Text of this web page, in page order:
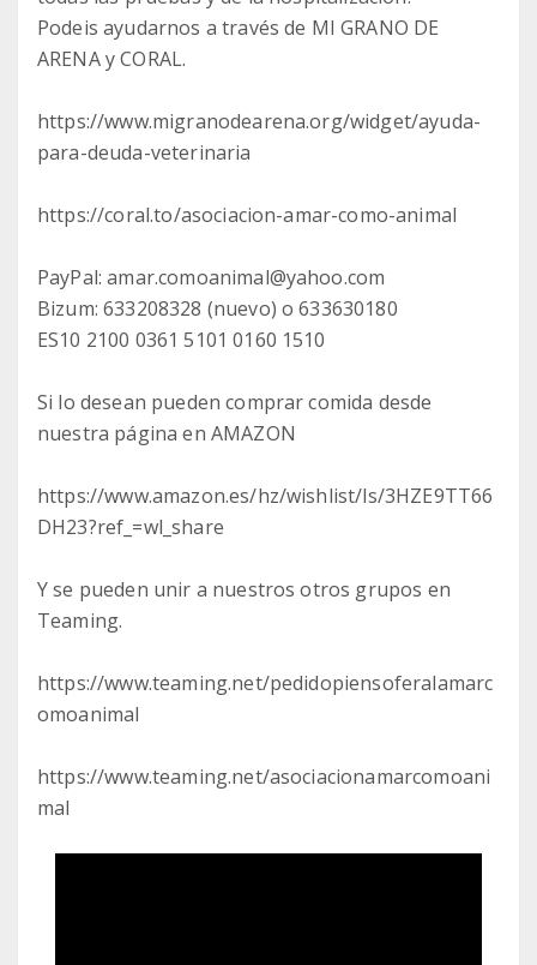
Podeis ayudarnos a través de MI GRANO DE
ARENA y CORAL.
https://www.migranodearena.org/widget/ayuda-
para-deuda-veterinaria
https://coral.to/asociacion-amar-como-animal
PayPal: amar.comoanimal@yahoo.com
Bizum: 633208328 (nuevo) o 633630180
ES10 2100 0361 5101 0160 1510
Si lo desean pueden comprar comida desde
nuestra página en AMAZON
https://www.amazon.es/hz/wishlist/ls/3HZE9TT66
DH23?ref_=wl_share
Y se pueden unir a nuestros otros grupos en
Teaming.
https://www.teaming.net/pedidopiensoferalamarc
omoanimal
https://www.teaming.net/asociacionamarcomoani
mal